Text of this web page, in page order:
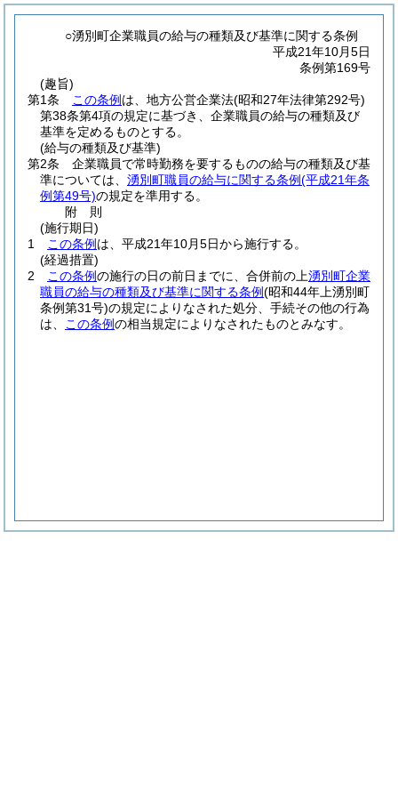
○湧別町企業職員の給与の種類及び基準に関する条例
平成21年10月5日
条例第169号
(趣旨)
第1条
この条例 は、地方公営企業法(昭和27年法律第292号)
第38条第4項の規定に基づき、企業職員の給与の種類及び
基準を定めるものとする。
(給与の種類及び基準)
第2条
企業職員で常時勤務を要するものの給与の種類及び基
準については、 湧別町職員の給与に関する条例(平成21年条
例第49号)の規定を準用する。
附 則
(施行期日)
1
この条例 は、平成21年10月5日から施行する。
(経過措置)
2
この条例の施行の日の前日までに、合併前の上湧別町企業
職員の給与の種類及び基準に関する条例(昭和44年上湧別町
条例第31号)の規定によりなされた処分、手続その他の行為
は、
この条例の相当規定によりなされたものとみなす。